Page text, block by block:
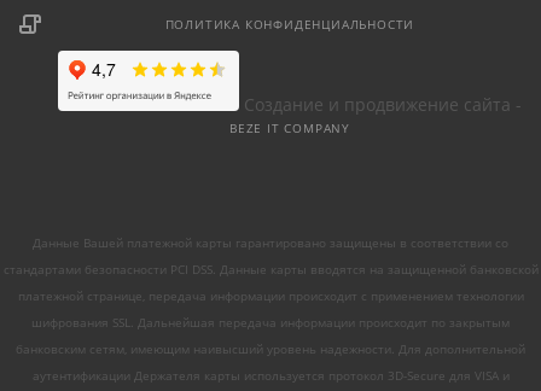
ПОЛИТИКА КОНФИДЕНЦИАЛЬНОСТИ
Создание и продвижение сайта -
BEZE IT COMPANY
Данные Вашей платежной карты гарантировано защищены в соответствии со
стандартами безопасности PCI DSS. Данные карты вводятся на защищенной банковской
платежной странице, передача информации происходит с применением технологии
шифрования SSL. Дальнейшая передача информации происходит по закрытым
банковским сетям, имеющим наивысший уровень надежности. Для дополнительной
аутентификации Держателя карты используется протокол 3D-Secure для VISA и